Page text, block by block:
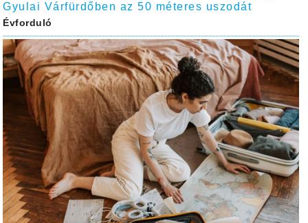
Gyulai Várfürdőben az 50 méteres uszodát
Évforduló